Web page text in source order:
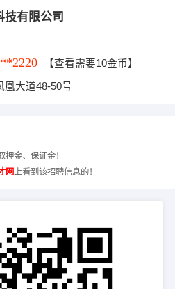
技有限公司
【查看需要10金币】
凰大道48-50号
金、保证金！
网 上看到该招聘信息的！